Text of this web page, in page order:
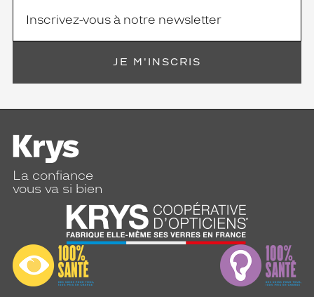
JE M'INSCRIS
La confiance
vous va si bien